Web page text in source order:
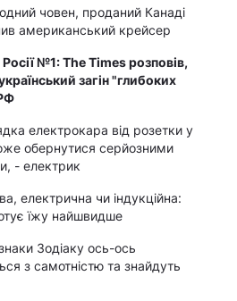
човен, проданий Канаді
американський крейсер
Росії №1: The Times розповів,
загін "глибоких
електрокара від розетки у
обернутися серйозними
- електрик
електрична чи індукційна:
їжу найшвидше
Зодіаку ось-ось
з самотністю та знайдуть